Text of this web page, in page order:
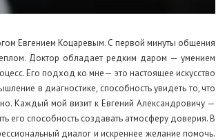
Евгением Коцаревым. С первой минуты общения
Доктор обладает редким даром — умением
Его подход ко мне— это настоящее искусство
в диагностике, способность увидеть то, что
Каждый мой визит к Евгений Александровичу —
его способность создавать атмосферу доверия. В
диалог и искреннее желание помочь.